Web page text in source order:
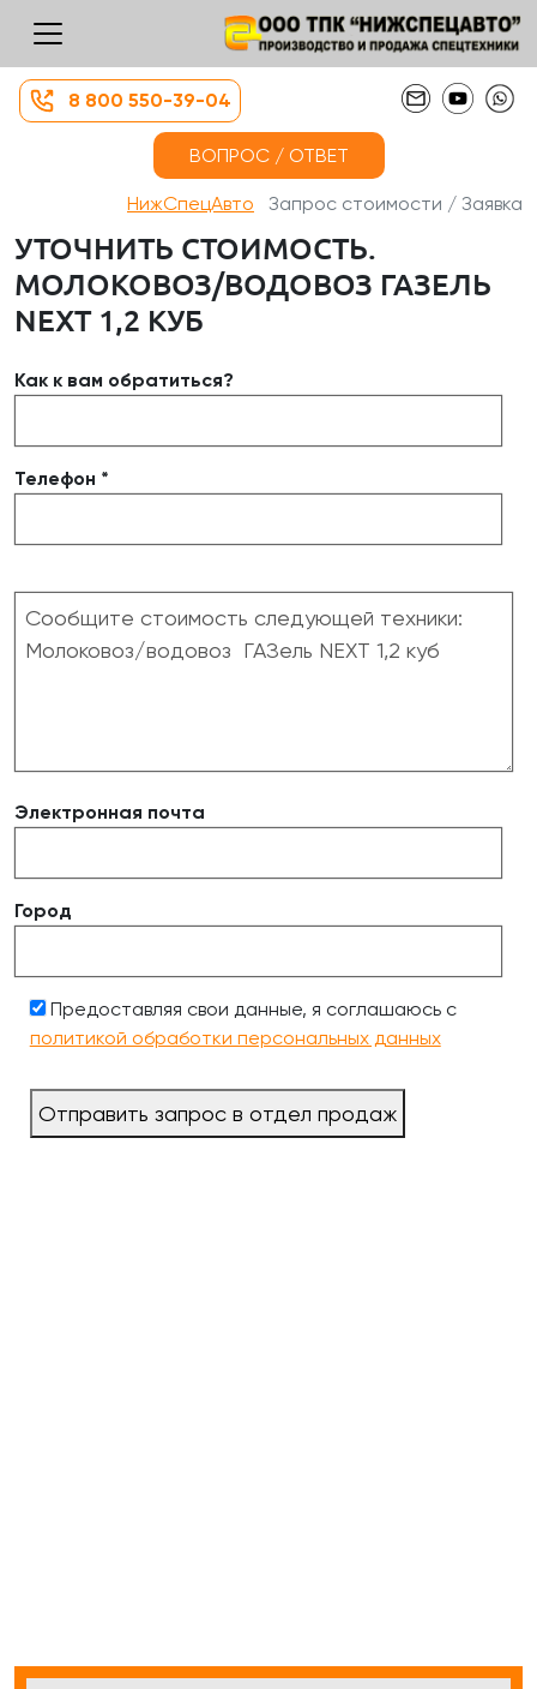
8 800 550-39-04
ВОПРОС / ОТВЕТ
НижСпецАвто Запрос стоимости / Заявка
УТОЧНИТЬ СТОИМОСТЬ.
МОЛОКОВОЗ/ВОДОВОЗ ГАЗЕЛЬ
NEXT 1,2 КУБ
Как к вам обратиться?
Телефон *
Электронная почта
Город
Предоставляя свои данные, я соглашаюсь с
политикой обработки персональных данных
Отправить запрос в отдел продаж